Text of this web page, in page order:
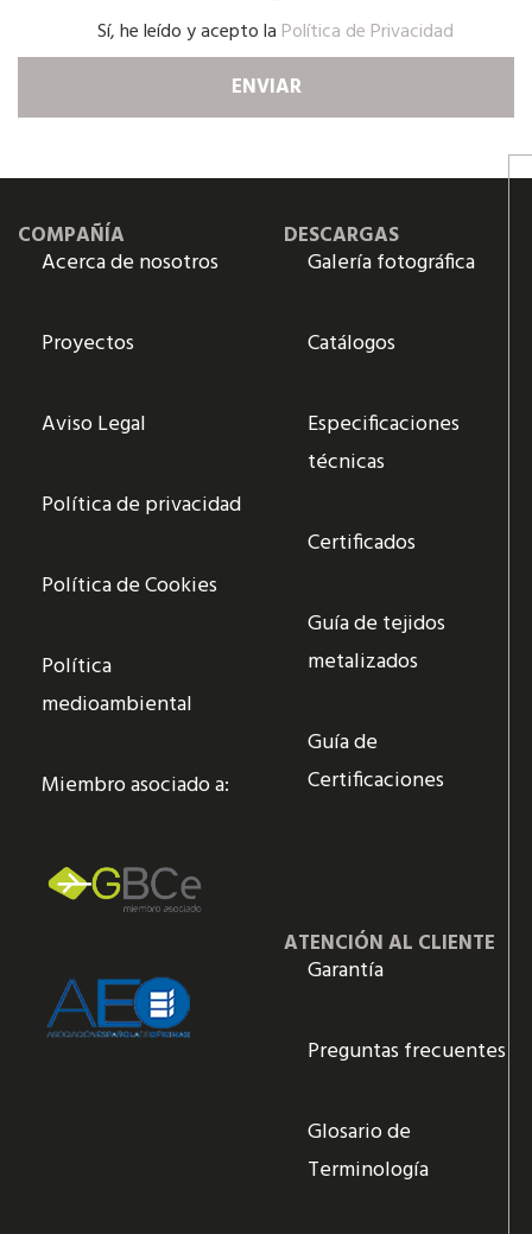
Sí, he leído y acepto la Política de Privacidad
COMPAÑÍA
Acerca de nosotros
Proyectos
Aviso Legal
Política de privacidad
Política de Cookies
Política
medioambiental
Miembro asociado a:
DESCARGAS
Galería fotográfica
Catálogos
Especificaciones
técnicas
Certificados
Guía de tejidos
metalizados
Guía de
Certificaciones
ATENCIÓN AL CLIENTE
Garantía
Preguntas frecuentes
Glosario de
Terminología